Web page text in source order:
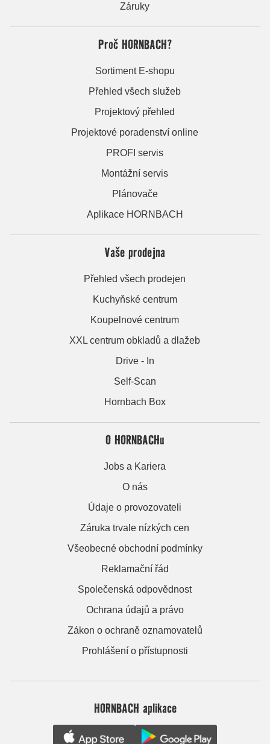
Záruky
Proč HORNBACH?
Sortiment E-shopu
Přehled všech služeb
Projektový přehled
Projektové poradenství online
PROFI servis
Montážní servis
Plánovače
Aplikace HORNBACH
Vaše prodejna
Přehled všech prodejen
Kuchyňské centrum
Koupelnové centrum
XXL centrum obkladů a dlažeb
Drive - In
Self-Scan
Hornbach Box
O HORNBACHu
Jobs a Kariera
O nás
Údaje o provozovateli
Záruka trvale nízkých cen
Všeobecné obchodní podmínky
Reklamační řád
Společenská odpovědnost
Ochrana údajů a právo
Zákon o ochraně oznamovatelů
Prohlášení o přístupnosti
HORNBACH aplikace